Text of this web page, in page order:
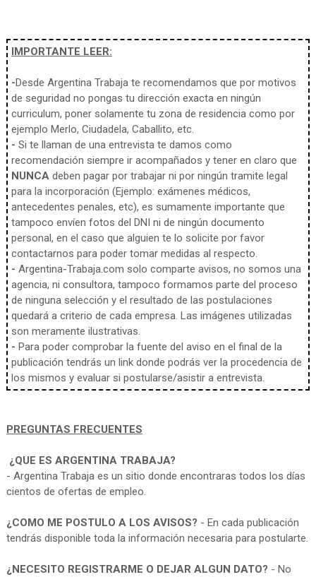
IMPORTANTE LEER:
-Desde Argentina Trabaja te recomendamos que por motivos
de seguridad no pongas tu dirección exacta en ningún
curriculum, poner solamente tu zona de residencia como por
ejemplo Merlo, Ciudadela, Caballito, etc.
- Si te llaman de una entrevista te damos como
recomendación siempre ir acompañados y tener en claro que
NUNCAdeben pagar por trabajar ni por ningún tramite legal
para la incorporación (Ejemplo: exámenes médicos,
antecedentes penales, etc), es sumamente importante que
tampoco envíen fotos del DNI ni de ningún documento
personal, en el caso que alguien te lo solicite por favor
contactarnos para poder tomar medidas al respecto.
- Argentina-Trabaja.com solo comparte avisos, no somos una
agencia, ni consultora, tampoco formamos parte del proceso
de ninguna selección y el resultado de las postulaciones
quedará a criterio de cada empresa. Las imágenes utilizadas
son meramente ilustrativas.
- Para poder comprobar la fuente del aviso en el final de la
publicación tendrás un link donde podrás ver la procedencia de
los mismos y evaluar si postularse/asistir a entrevista.
PREGUNTAS FRECUENTES
¿QUE ES ARGENTINA TRABAJA?
- Argentina Trabaja es un sitio donde encontraras todos los días
cientos de ofertas de empleo.
¿COMO ME POSTULO A LOS AVISOS? - En cada publicación
tendrás disponible toda la información necesaria para postularte.
¿NECESITO REGISTRARME O DEJAR ALGUN DATO? - No